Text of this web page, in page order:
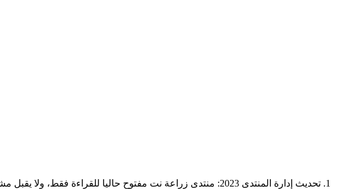
تحديث إدارة المنتدى 2023: منتدى زراعة نت مفتوح حاليا للقراءة فقط، ولا يقبل مشاركات جديدة. يمكنكم استخدام الشريط الظاهر أعلاه للبحث في كافة مواضيع المدوّنة والمنتدى.